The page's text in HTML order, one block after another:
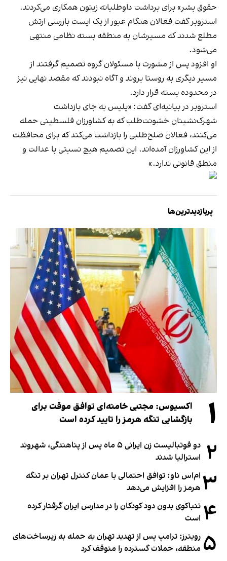
حقوق بشر» برای برداشت داوطلبانه زیتون همکاری می‌کردند.
استروبر گفت فعالان هنگام عبور از یک ایست بازرسی ارتش
مطلع شدند که مسیرشان به منطقه بسته نظامی منتهی
می‌شود.
او افزود پس از مشورت با مسئولان گروه تصمیم گرفتند از
مسیر دیگری به روستا بروند و آگاه نبودند که مقصد نهایی نیز
در محدوده بسته قرار دارد.
استروبر در بیانیه‌ای گفت: «پلیس به جای بازداشت
شهرک‌نشینان خشونت‌طلب که به کشاورزان فلسطینی حمله
می‌کنند، فعالان صلح‌طلبی را بازداشت می‌کند که برای محافظت
از این کشاورزان آمده‌اند. این تصمیم هیچ نسبتی با عدالت و
منطق قانونی ندارد.»
پربازدیدترین‌ها
۱
اکسیوس: مجتبی خامنه‌ای توافق موقت برای
بازگشایی تنگه هرمز را تایید کرده است
۲
دو فوتبالیست زن ایرانی ۵ ماه پس از پناهندگی، شهروند
استرالیا شدند
۳ ام‌اس ناو: توافق احتمالی با عمان کنترل تهران بر تنگه
هرمز را افزایش می‌دهد
۴ تنباکوی بدون دود کودکان را در مدارس ایران گرفتار کرده
است
۵ رویترز: ترامپ پس از تهدید تهران به حمله به زیرساخت‌های
منطقه، حملات گسترده را متوقف کرد